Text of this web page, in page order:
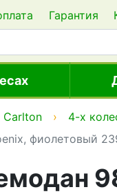
Гарантия
Carlton 4-х
фиолетовый